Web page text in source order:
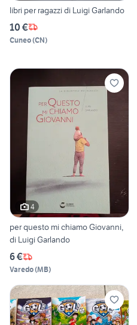
libri per ragazzi di Luigi Garlando
10 €
Cuneo(CN)
4
per questo mi chiamo Giovanni,
di Luigi Garlando
6 €
Varedo(MB)